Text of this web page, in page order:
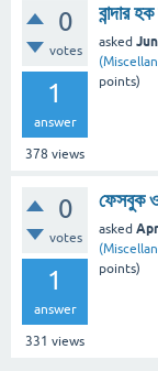
0
votes
1
answer
378 views
বান্দার
asked
points)
0
votes
1
answer
331 views
ফেসবুক ও
asked
points)